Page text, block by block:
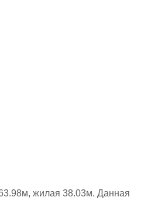
жилая 38.03м. Данная